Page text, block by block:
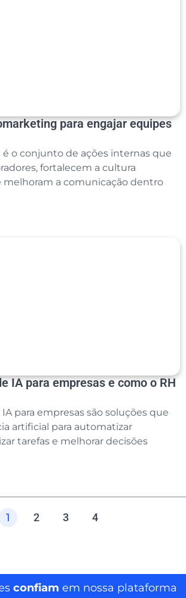
para engajar equipes
o conjunto de ações internas que
fortalecem a cultura
melhoram a comunicação dentro
IA para empresas e como o RH
para empresas são soluções que
artificial para automatizar
tarefas e melhorar decisões
1 2 3 4
confiam em nossa plataforma